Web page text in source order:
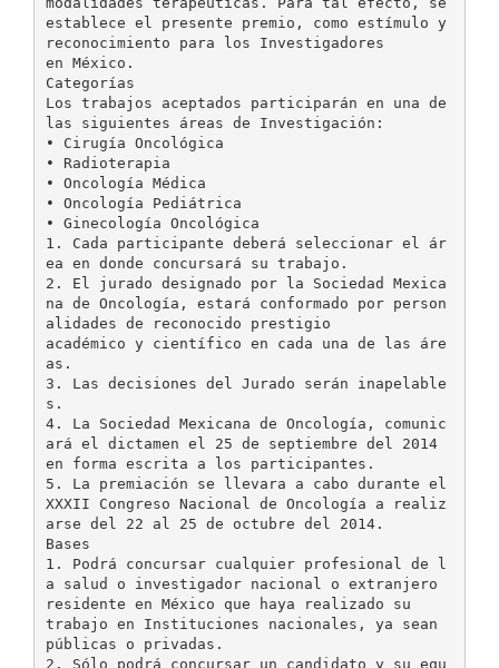
establece el presente premio, como estímulo y
reconocimiento para los Investigadores
en México.
Categorías
Los trabajos aceptados participarán en una de
las siguientes áreas de Investigación:
• Cirugía Oncológica
• Radioterapia
• Oncología Médica
• Oncología Pediátrica
• Ginecología Oncológica
1. Cada participante deberá seleccionar el ár
ea en donde concursará su trabajo.
2. El jurado designado por la Sociedad Mexica
na de Oncología, estará conformado por person
alidades de reconocido prestigio
académico y científico en cada una de las áre
as.
3. Las decisiones del Jurado serán inapelable
s.
4. La Sociedad Mexicana de Oncología, comunic
ará el dictamen el 25 de septiembre del 2014
en forma escrita a los participantes.
5. La premiación se llevara a cabo durante el
XXXII Congreso Nacional de Oncología a realiz
arse del 22 al 25 de octubre del 2014.
Bases
1. Podrá concursar cualquier profesional de l
a salud o investigador nacional o extranjero
residente en México que haya realizado su
trabajo en Instituciones nacionales, ya sean
públicas o privadas.
2. Sólo podrá concursar un candidato y su equ